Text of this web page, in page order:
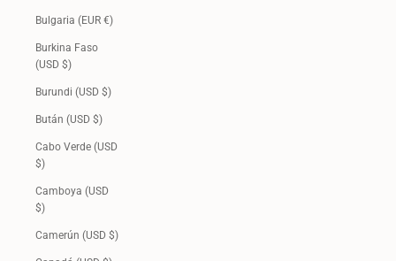
Bulgaria (EUR €)
Burkina Faso
(USD $)
Burundi (USD $)
Bután (USD $)
Cabo Verde (USD
$)
Camboya (USD
$)
Camerún (USD $)